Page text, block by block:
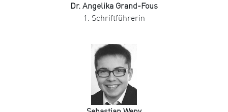
Dr. Angelika Grand-Fous
1. Schriftführerin